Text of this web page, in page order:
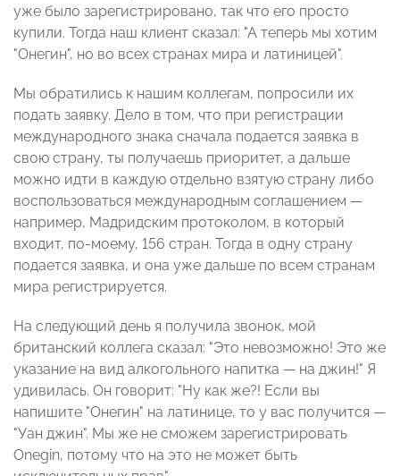
уже было зарегистрировано, так что его просто
купили. Тогда наш клиент сказал: "А теперь мы хотим
"Онегин", но во всех странах мира и латиницей".
Мы обратились к нашим коллегам, попросили их
подать заявку. Дело в том, что при регистрации
международного знака сначала подается заявка в
свою страну, ты получаешь приоритет, а дальше
можно идти в каждую отдельно взятую страну либо
воспользоваться международным соглашением —
например, Мадридским протоколом, в который
входит, по-моему, 156 стран. Тогда в одну страну
подается заявка, и она уже дальше по всем странам
мира регистрируется.
На следующий день я получила звонок, мой
британский коллега сказал: "Это невозможно! Это же
указание на вид алкогольного напитка — на джин!" Я
удивилась. Он говорит: "Ну как же?! Если вы
напишите "Онегин" на латинице, то у вас получится —
"Уан джин". Мы же не сможем зарегистрировать
Onegin, потому что на это не может быть